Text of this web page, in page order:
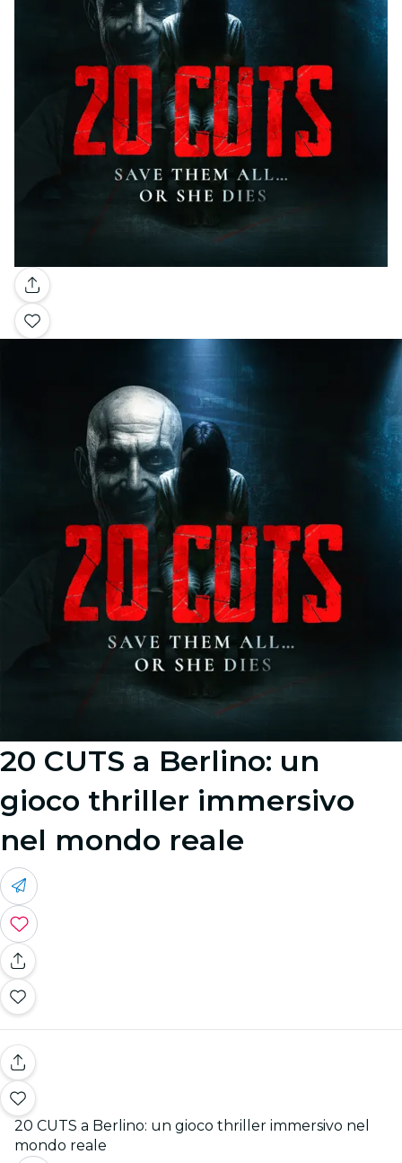
20 CUTS a Berlino: un
gioco thriller immersivo
nel mondo reale
20 CUTS a Berlino: un gioco thriller immersivo nel
mondo reale